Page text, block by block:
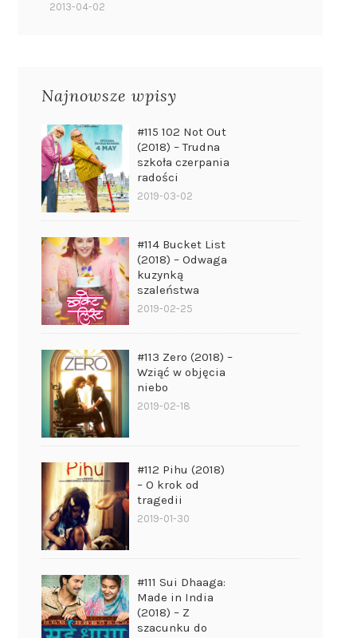
2013-04-02
Najnowsze wpisy
#115 102 Not Out
(2018) – Trudna
szkoła czerpania
radości
2019-03-02
#114 Bucket List
(2018) – Odwaga
kuzynką
szaleństwa
2019-02-25
#113 Zero (2018) –
Wziąć w objęcia
niebo
2019-02-18
#112 Pihu (2018)
– O krok od
tragedii
2019-01-30
#111 Sui Dhaaga:
Made in India
(2018) – Z
szacunku do